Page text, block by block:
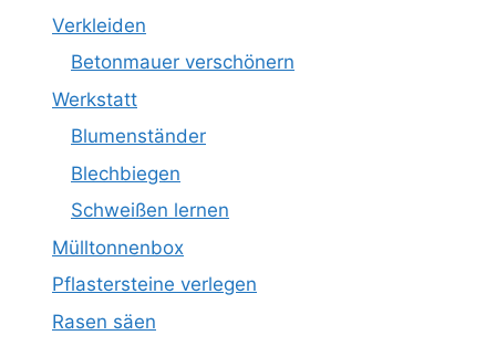
Verkleiden
Betonmauer verschönern
Werkstatt
Blumenständer
Blechbiegen
Schweißen lernen
Mülltonnenbox
Pflastersteine verlegen
Rasen säen